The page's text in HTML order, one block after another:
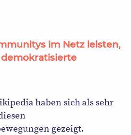
im Netz leisten,
haben sich als sehr
gezeigt.